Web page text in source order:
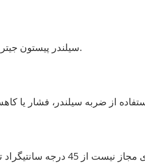
2.سیلندر پیستون جیتر یا صدای تیز پمپ روغن، باید گاز تخلیه شود.